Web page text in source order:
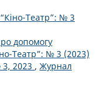
Театр”: № 3
допомогу
Театр”: № 3 (2023)
2023 , Журнал